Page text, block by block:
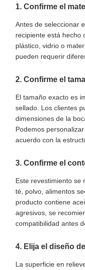
1. Confirme el
Antes de seleccionar
recipiente está hecho
plástico, vidrio o
pueden requerir
2. Confirme el
El tamaño exacto es
sellado. Los clientes
dimensiones de la
Podemos
acuerdo con la
3. Confirme el
Este revestimiento se
té, polvo, alimentos
producto contiene
agresivos, se
compatibilidad antes
4. Elija el diseño
La superficie en